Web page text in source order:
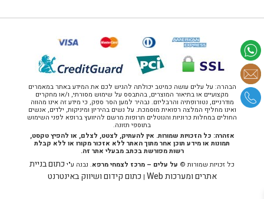
הבהרה: על עלים עושה כמיטב יכולתה להגיש לכם את המידע באתר במאמרים
מקצועיים או בתיאור המוצרים, בהתבסס על שימוש מסורתי, ו/או מחקרים
מודרניים, נטורופתיה והרבליזם. נבהיר למען הסר ספק, כי מידע זה אינו מהווה
ואינו מחליף המלצה רפואית מוסמכת. על נשים בהיריון ומיניקות, ילדים, אנשים
החולים במחלות כרוניות והנוטלים תרופות מרשם להיוועץ ברופא לפני השימוש
בתוספי תזונה.
אזהרה: כל הזכויות שמורות. אין להעתיק, לצטט, לצלם, או להפיץ טקסט,
תמונות או מידע תוכן אחר מתוך האתר ללא אזכור מקורו או ללא קבלת
רשות מפורשת בכתב מבעלי אתר זה.
כל זכויות שמורות © על עלים – מרכז לצמחי מרפא. נבנה ע"יכתום בניית
אתרים ומערכות Web
| כתום קידום ושיווק באינטרנט